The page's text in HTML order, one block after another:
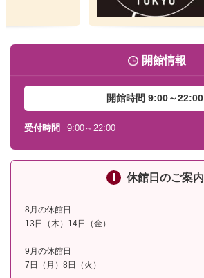
開館情報
開館時間 9:00～22:00
受付時間 9:00～22:00
休館日のご案内
8月の休館日
13日（木）14日（金）
9月の休館日
7日（月）8日（火）